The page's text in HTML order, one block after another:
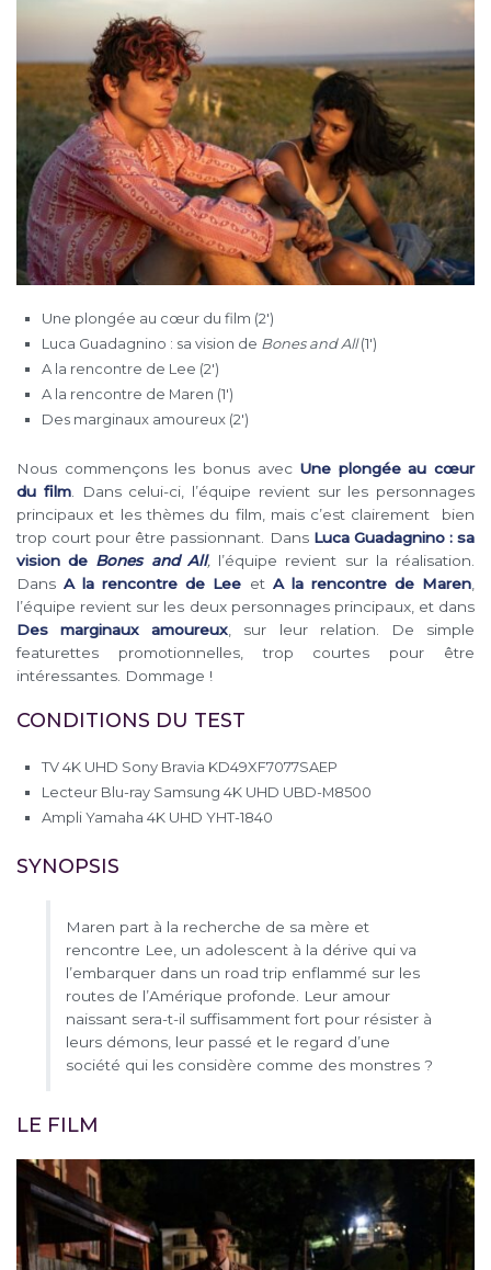
Une plongée au cœur du film (2′)
Luca Guadagnino : sa vision de Bones and All(1′)
A la rencontre de Lee (2′)
A la rencontre de Maren (1′)
Des marginaux amoureux (2′)
Nous commençons les bonus avec Une plongée au cœur
du film. Dans celui-ci, l’équipe revient sur les personnages
principaux et les thèmes du film, mais c’est clairement bien
trop court pour être passionnant. Dans Luca Guadagnino : sa
vision de Bones and All,l’équipe revient sur la réalisation.
DansA la rencontre de Lee et A la rencontre de Maren,
l’équipe revient sur les deux personnages principaux, et dans
Des marginaux amoureux, sur leur relation. De simple
featurettes promotionnelles, trop courtes pour être
intéressantes. Dommage !
CONDITIONS DU TEST
TV 4K UHD Sony Bravia KD49XF7077SAEP
Lecteur Blu-ray Samsung 4K UHD UBD-M8500
Ampli Yamaha 4K UHD YHT-1840
SYNOPSIS
Maren part à la recherche de sa mère et
rencontre Lee, un adolescent à la dérive qui va
l’embarquer dans un road trip enflammé sur les
routes de l’Amérique profonde. Leur amour
naissant sera-t-il suffisamment fort pour résister à
leurs démons, leur passé et le regard d’une
société qui les considère comme des monstres ?
LE FILM